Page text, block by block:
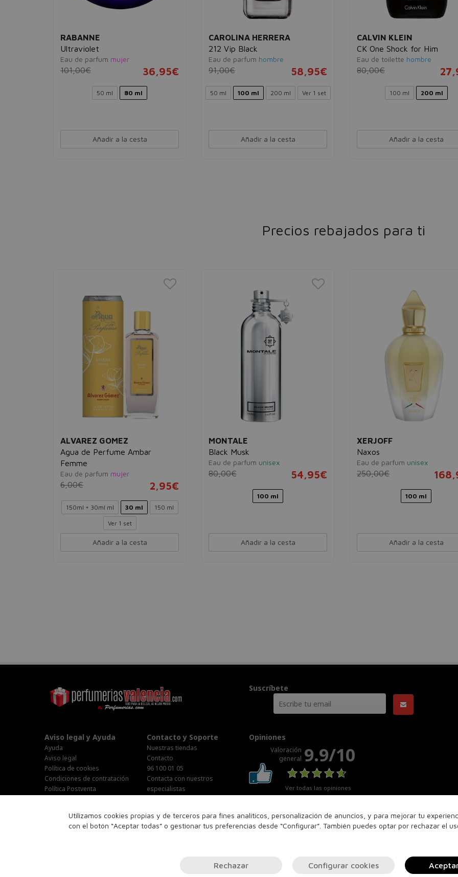
RABANNE
Ultraviolet
Eau de parfum mujer
101,00€ 36,95€
50 ml 80 ml
Añadir a la cesta
CAROLINA HERRERA
212 Vip Black
Eau de parfum hombre
91,00€ 58,95€
50 ml 100 ml 200 ml Ver 1 set
Añadir a la cesta
CALVIN KLEIN
CK One Shock for Him
Eau de toilette hombre
80,00€
100 ml 200 ml
Añadir a la cesta
Precios rebajados para ti
ALVAREZ GOMEZ
Agua de Perfume Ambar
Femme
Eau de parfum mujer
6,00€ 2,95€
150ml + 30ml ml 30 ml 150 ml
Ver 1 set
Añadir a la cesta
MONTALE
Black Musk
Eau de parfum unisex
80,00€ 54,95€
100 ml
Añadir a la cesta
XERJOFF
Naxos
Eau de parfum unisex
250,00€
100 ml
Añadir a la cesta
Utilizamos cookies propias y de terceros para fines analíticos, personalización de anuncios, y para mejorar tu
con el botón “Aceptar todas” o gestionar tus preferencias desde “Configurar”. También puedes optar por rechazar el
Rechazar Configurar cookies
Suscríbete
Aviso legal y Ayuda
Ayuda
Aviso legal
Política de cookies
Condiciones de contratación
Política Postventa
Contacto y Soporte
Nuestras tiendas
Contacto
96 100 01 05
Contacta con nuestros
especialistas
Lunes-Jueves : 9:00h-19:00h
Viernes : 9:00h-14:00h
Opiniones
Valoración
general 9.9/10
Ver todas las opiniones